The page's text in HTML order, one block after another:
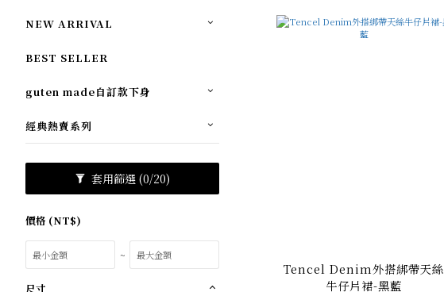
NEW ARRIVAL
BEST SELLER
guten made自訂款下身
經典熱賣系列
套用篩選 (0/20)
價格 (NT$)
~
尺寸
Tencel Denim外搭綁帶天絲
牛仔片裙-黑藍